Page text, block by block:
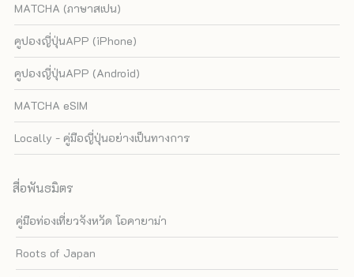
MATCHA (ภาษาสเปน)
คูปองญี่ปุ่นAPP (iPhone)
คูปองญี่ปุ่นAPP (Android)
MATCHA eSIM
Locally - คู่มือญี่ปุ่นอย่างเป็นทางการ
สื่อพันธมิตร
คู่มือท่องเที่ยวจังหวัด โอคายาม่า
Roots of Japan